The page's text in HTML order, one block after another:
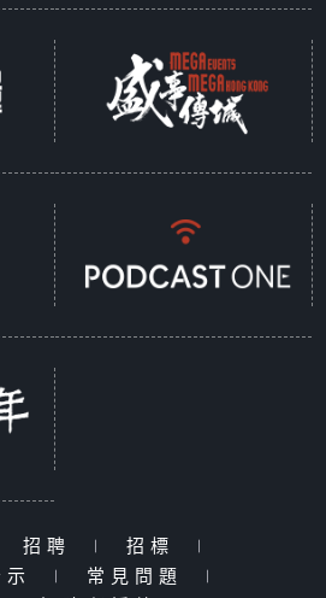
招聘 | 招標
|
示
| 常見問題
|